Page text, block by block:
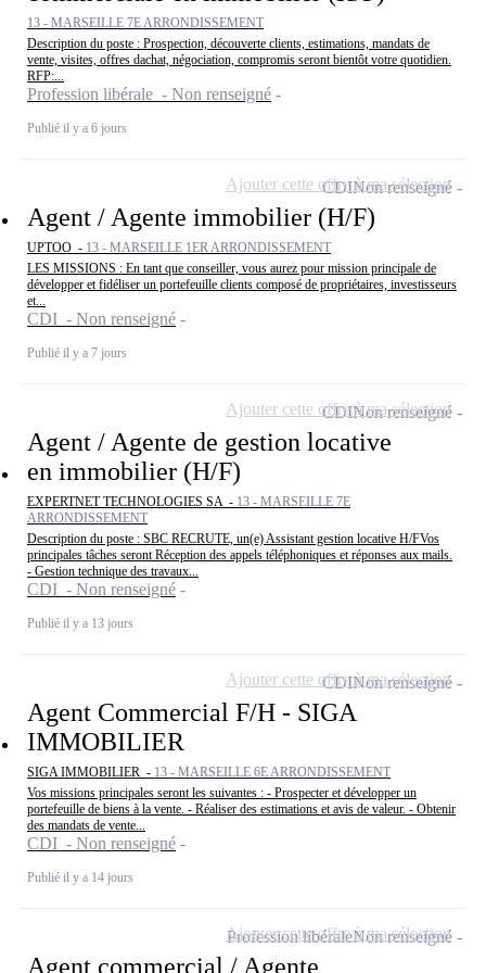
13 - MARSEILLE 7E ARRONDISSEMENT
Description du poste : Prospection, découverte clients, estimations, mandats de
vente, visites, offres dachat, négociation, compromis seront bientôt votre quotidien.
RFP:...
Profession libérale - Non renseigné
Publié il y a 6 jours
Agent / Agente immobilier (H/F)
UPTOO - 13 - MARSEILLE 1ER ARRONDISSEMENT
LES MISSIONS : En tant que conseiller, vous aurez pour mission principale de
développer et fidéliser un portefeuille clients composé de propriétaires, investisseurs
et...
CDI - Non renseigné
Publié il y a 7 jours
CDINon renseigné
Ajouter cette offre à ma sélection
Agent / Agente de gestion locative
en immobilier (H/F)
EXPERTNET TECHNOLOGIES SA - 13 - MARSEILLE 7E
ARRONDISSEMENT
Description du poste : SBC RECRUTE, un(e) Assistant gestion locative H/FVos
principales tâches seront Réception des appels téléphoniques et réponses aux mails.
- Gestion technique des travaux...
CDI - Non renseigné
Publié il y a 13 jours
CDINon renseigné
Ajouter cette offre à ma sélection
Agent Commercial F/H - SIGA
IMMOBILIER
SIGA IMMOBILIER - 13 - MARSEILLE 6E ARRONDISSEMENT
Vos missions principales seront les suivantes : - Prospecter et développer un
portefeuille de biens à la vente. - Réaliser des estimations et avis de valeur. - Obtenir
des mandats de vente...
CDI - Non renseigné
Publié il y a 14 jours
CDINon renseigné
Ajouter cette offre à ma sélection
Agent commercial / Agente
Profession libéraleNon renseigné
Ajouter cette offre à ma sélection